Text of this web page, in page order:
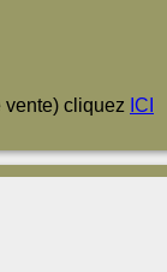
vente) cliquez ICI